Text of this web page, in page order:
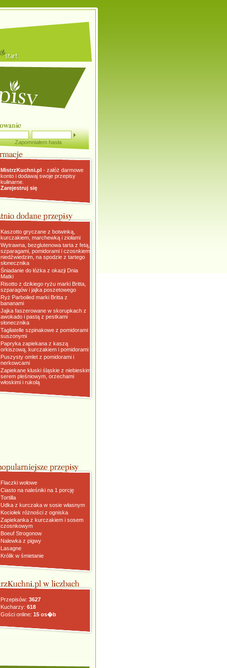
Zapomniałem hasła
MistrzKuchni.pl- załóż darmowe
konto i dodawaj swoje przepisy
kulinarne.
Zarejestruj się
Kaszotto gryczane z botwinką,
kurczakiem, marchewką i ziołami
Wytrawna, bezglutenowa tarta z fetą,
szparagami, pomidorami i czosnkiem
niedźwiedzim, na spodzie z tartego
słonecznika
Śniadanie do łóżka z okazji Dnia
Matki
Risotto z dzikiego ryżu marki Britta,
szparagów i jajka poszetowego
Ryż Parboiled marki Britta z
bananami
Jajka faszerowane w skorupkach z
awokado i pastą z pestkami
słonecznika
Tagliatelle szpinakowe z pomidorami
suszonymi
Papryka zapiekana z kaszą
orkiszową, kurczakiem i pomidorami
Puszysty omlet z pomidorami i
nerkowcami
Zapiekane kluski śląskie z niebieskim
serem pleśniowym, orzechami
włoskimi i rukolą
Flaczki wołowe
Ciasto na naleśniki na 1 porcję
Tortilla
Udka z kurczaka w sosie własnym
Kociołek różności z ogniska
Zapiekanka z kurczakiem i sosem
czosnkowym
Boeuf Strogonow
Nalewka z pigwy
Lasagne
Królik w śmietanie
Przepisów: 3627
Kucharzy: 618
Gości online: 15 os�b